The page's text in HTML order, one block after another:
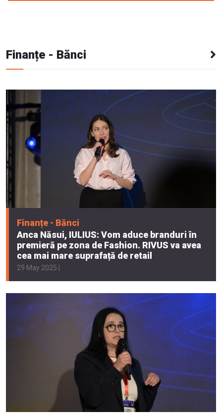
Finanțe - Bănci
Finanțe - Bănci
Anca Năsui, IULIUS: Vom aduce branduri în
premieră pe zona de Fashion. RIVUS va avea
cea mai mare suprafață de retail
29 May 2025 |